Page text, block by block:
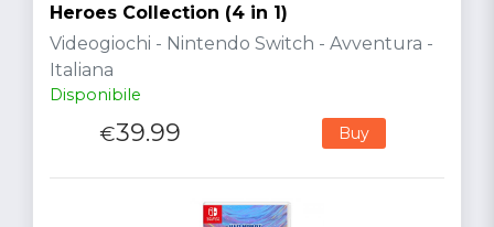
Heroes Collection (4 in 1)
Videogiochi - Nintendo Switch - Avventura -
Italiana
Disponibile
€39.99 Buy